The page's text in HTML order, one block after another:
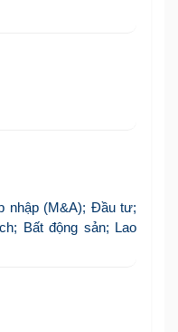
nhập (M&A); Đầu tư;
Bất động sản; Lao